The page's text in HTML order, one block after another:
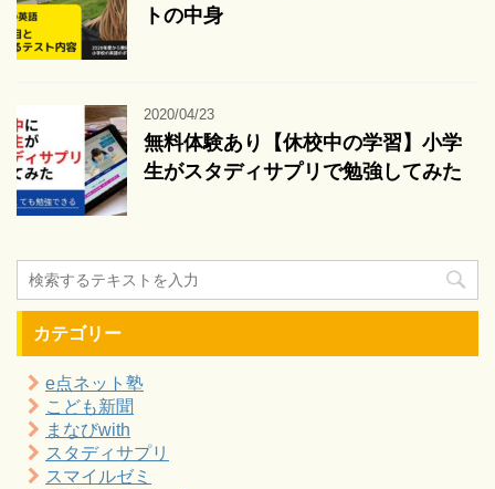
トの中身
2020/04/23
無料体験あり【休校中の学習】小学
生がスタディサプリで勉強してみた
カテゴリー
e点ネット塾
こども新聞
まなびwith
スタディサプリ
スマイルゼミ